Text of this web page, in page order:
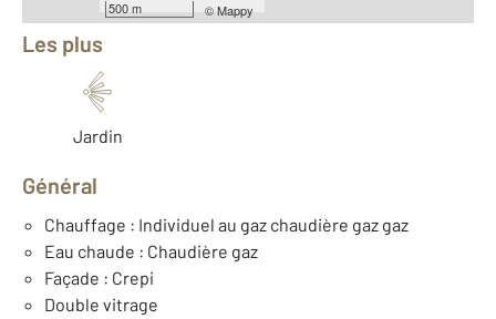
500 m ©Mappy
Les plus
Jardin
Général
Chauffage : Individuel au gaz chaudière gaz gaz
Eau chaude : Chaudière gaz
Façade : Crepi
Double vitrage